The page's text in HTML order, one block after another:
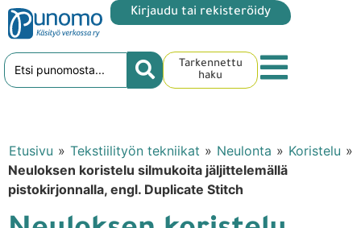
Kirjaudu tai rekisteröidy
Tarkennettu
haku
Etusivu » Tekstiilityön tekniikat » Neulonta » Koristelu »
Neuloksen koristelu silmukoita jäljittelemällä
pistokirjonnalla, engl. Duplicate Stitch